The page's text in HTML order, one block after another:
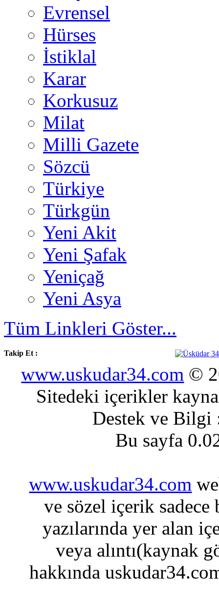
Evrensel
Hürses
İstiklal
Karar
Korkusuz
Milat
Milli Gazete
Sözcü
Türkiye
Türkgün
Yeni Akit
Yeni Şafak
Yeniçağ
Yeni Asya
Tüm Linkleri Göster...
Takip Et :
www.uskudar34.com ©
Sitedeki içerikler
Destek ve
Bu sayfa
www.uskudar34.com
ve sözel içerik sadece
yazılarında yer alan
veya alıntı(kaynak
hakkında